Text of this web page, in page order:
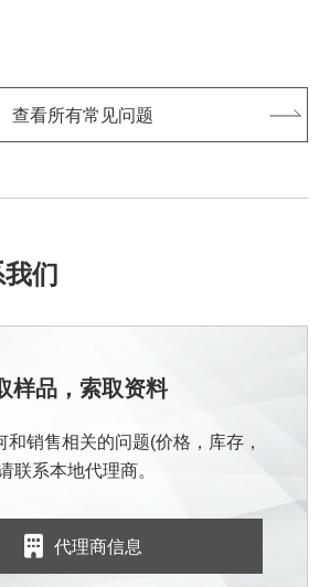
查看所有常见问题
们
样品，索取资料
和销售相关的问题(价格，库存，
联系本地代理商。
代理商信息